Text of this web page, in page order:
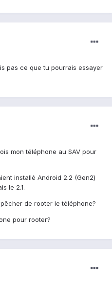
pas ce que tu pourrais essayer
mon téléphone au SAV pour
installé Android 2.2 (Gen2)
le 2.1.
de rooter le téléphone?
pour rooter?